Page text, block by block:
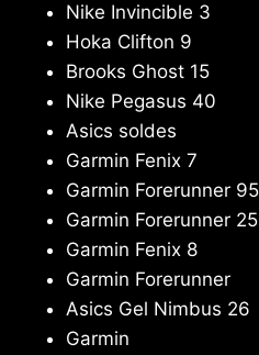
Nike Invincible 3
Hoka Clifton 9
Brooks Ghost 15
Nike Pegasus 40
Asics soldes
Garmin Fenix 7
Garmin Forerunner
Garmin Forerunner
Garmin Fenix 8
Garmin Forerunner
Asics Gel Nimbus 26
Garmin